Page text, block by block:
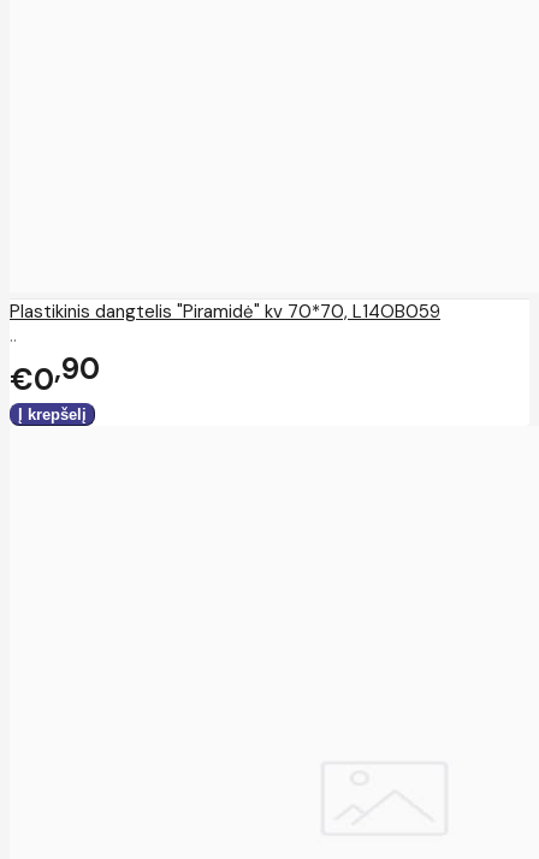
Plastikinis dangtelis "Piramidė" kv 70*70, L14OB059
..
€0 90